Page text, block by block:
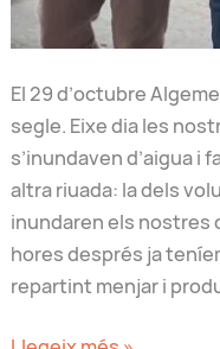
El 29 d’octubre
segle. Eixe dia les
s’inundaven d’aigua i
altra riuada: la dels
inundaren els nostres
hores després ja
repartint menjar i